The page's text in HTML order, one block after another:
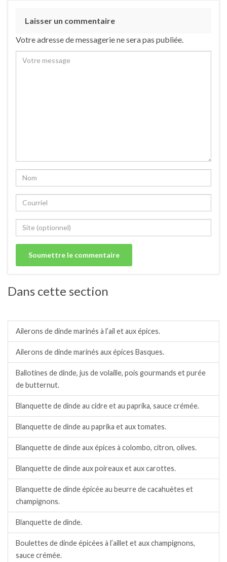
Laisser un commentaire
Votre adresse de messagerie ne sera pas publiée.
Dans cette section
Ailerons de dinde marinés à l’ail et aux épices.
Ailerons de dinde marinés aux épices Basques.
Ballotines de dinde, jus de volaille, pois gourmands et purée
de butternut.
Blanquette de dinde au cidre et au paprika, sauce crémée.
Blanquette de dinde au paprika et aux tomates.
Blanquette de dinde aux épices à colombo, citron, olives.
Blanquette de dinde aux poireaux et aux carottes.
Blanquette de dinde épicée au beurre de cacahuètes et
champignons.
Blanquette de dinde.
Boulettes de dinde épicées à l’aillet et aux champignons,
sauce crémée.